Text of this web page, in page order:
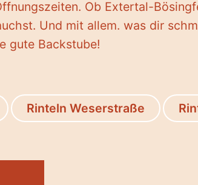
Ob Extertal-
Und mit allem. was dir
gute Backstube!
Rinteln Weserstraße